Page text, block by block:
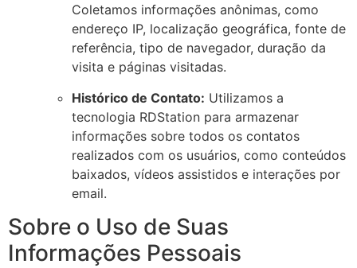
Coletamos informações anônimas, como
endereço IP, localização geográfica, fonte de
referência, tipo de navegador, duração da
visita e páginas visitadas.
Histórico de Contato: Utilizamos a
tecnologia RDStation para armazenar
informações sobre todos os contatos
realizados com os usuários, como conteúdos
baixados, vídeos assistidos e interações por
email.
Sobre o Uso de Suas
Informações Pessoais